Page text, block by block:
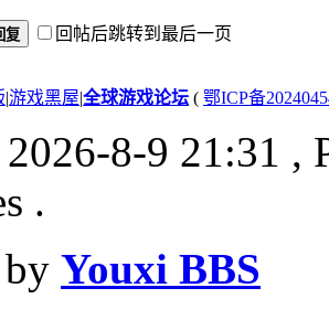
复 回帖后跳转到最后一页
|游戏黑屋|全球游戏论坛 ( 鄂ICP备
8-9 21:31 ,
.
Youxi BBS